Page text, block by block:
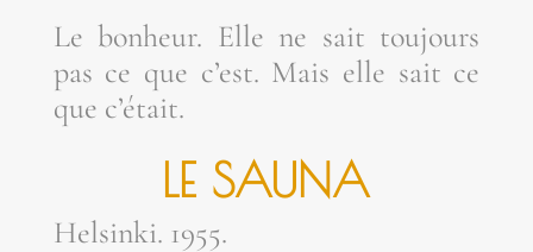
Le bon­heur. Elle ne sait tou­jours
pas ce que c’est. Mais elle sait ce
que c’était.
LE SAU­NA
Hel­sin­ki. 1955.